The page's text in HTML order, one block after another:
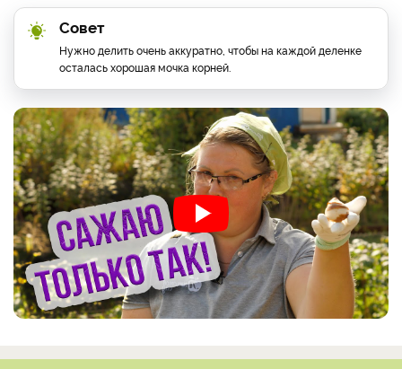
Совет
Нужно делить очень аккуратно, чтобы на каждой деленке
осталась хорошая мочка корней.